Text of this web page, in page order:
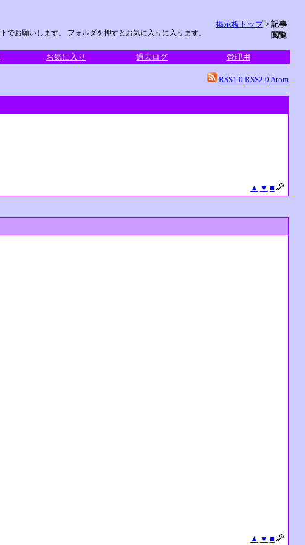
お願いします。 フォルダを押すとお気に入りに入ります。
掲示板トップ> 記事
閲覧
お気に入り 過去ログ 管理用
RSS1.0 RSS2.0 Atom
▲ ▼ ■
▲ ▼ ■